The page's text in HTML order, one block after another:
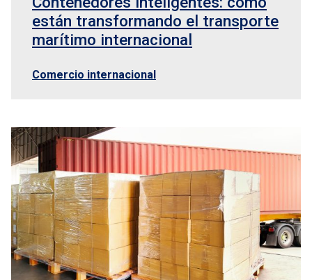
están transformando el transporte
marítimo internacional
Comercio internacional